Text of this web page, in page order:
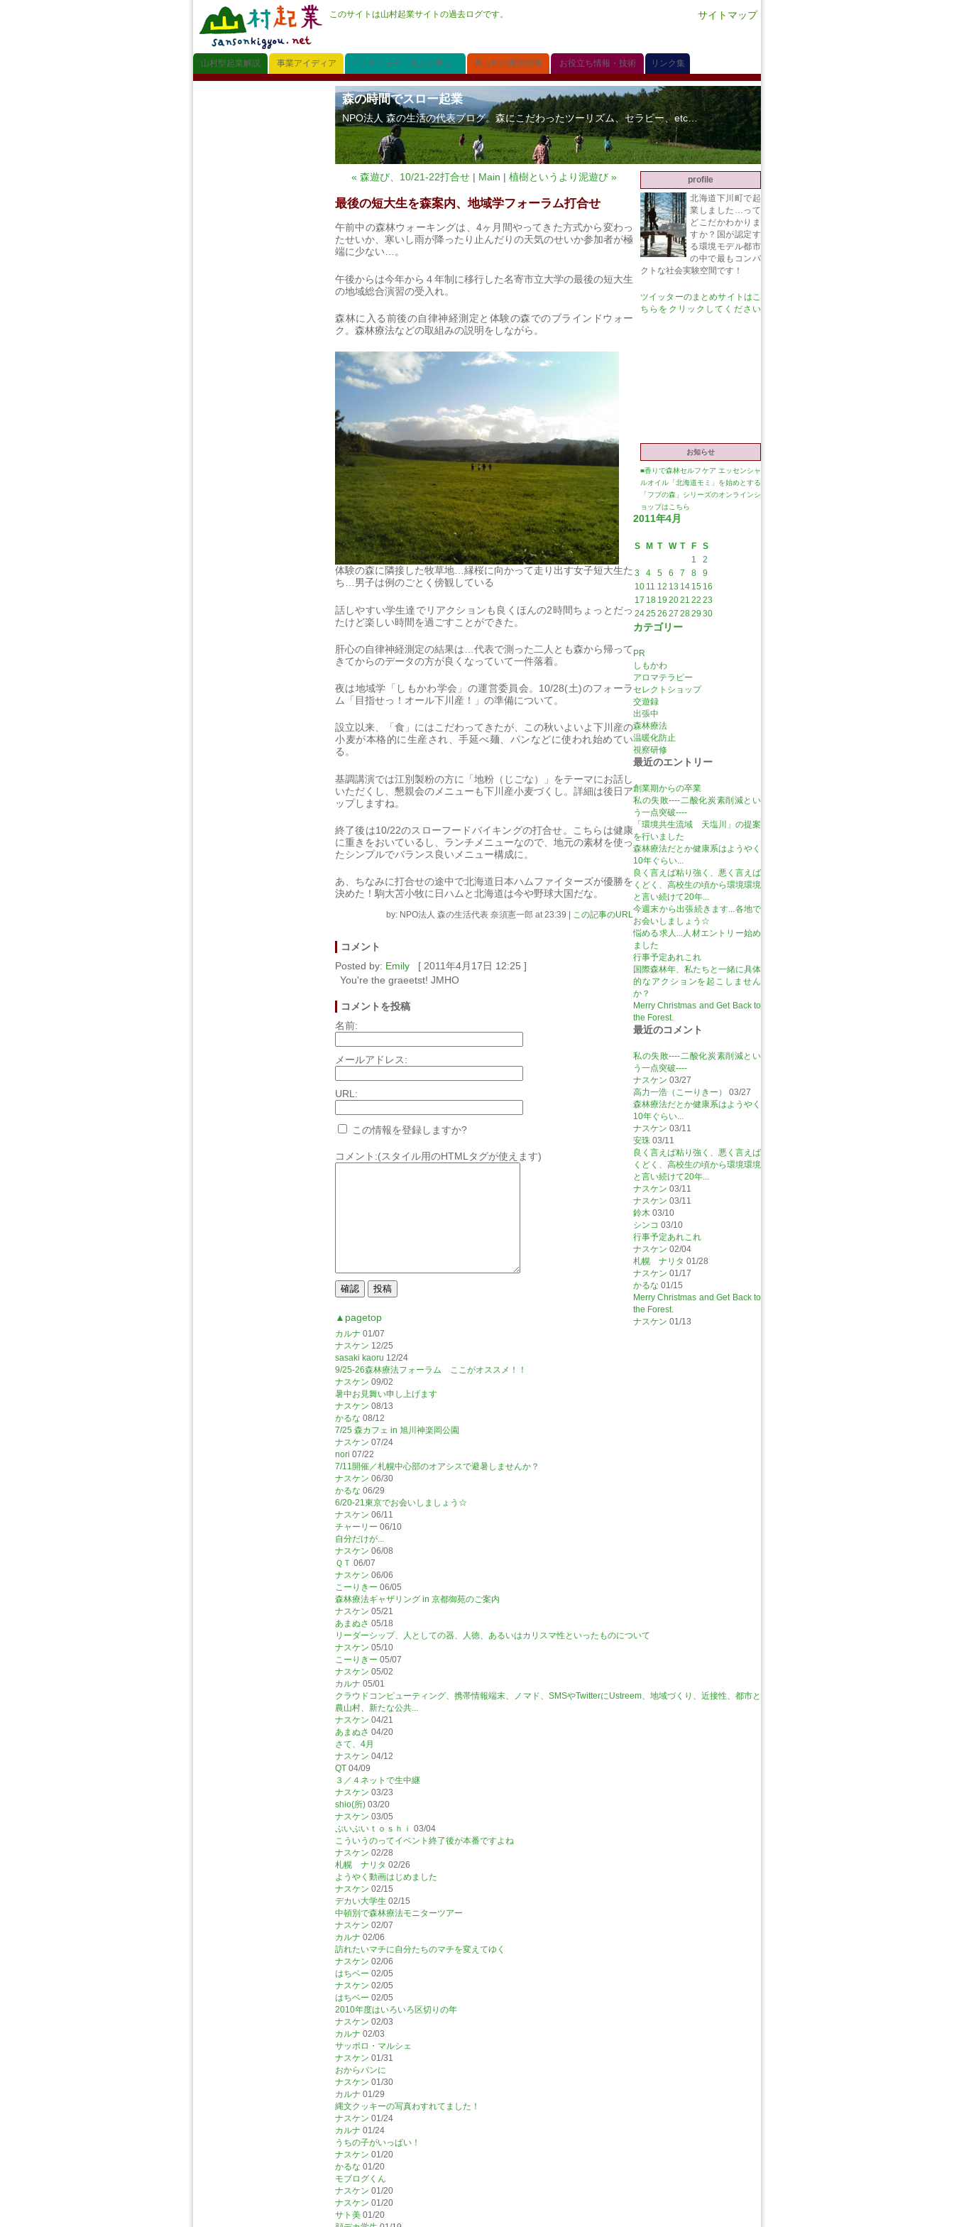
このサイトは山村起業サイトの過去ログです。 サイトマップ
山村型起業解説 事業アイディア インタビュー「先人に学ぶ」 農山村の背景情報 お役立ち情報・技術 リンク集
森の時間でスロー起業
NPO法人 森の生活の代表ブログ。森にこだわったツーリズム、セラピー、etc…
« 森遊び、10/21-22打合せ | Main | 植樹というより泥遊び »
最後の短大生を森案内、地域学フォーラム打合せ
午前中の森林ウォーキングは、4ヶ月間やってきた方式から変わっ
たせいか、寒いし雨が降ったり止んだりの天気のせいか参加者が極
端に少ない…。
午後からは今年から４年制に移行した名寄市立大学の最後の短大生
の地域総合演習の受入れ。
森林に入る前後の自律神経測定と体験の森でのブラインドウォー
ク。森林療法などの取組みの説明をしながら。
体験の森に隣接した牧草地…縁桜に向かって走り出す女子短大生た
ち…男子は例のごとく傍観している
話しやすい学生達でリアクションも良くほんの2時間ちょっとだっ
たけど楽しい時間を過ごすことができた。
肝心の自律神経測定の結果は…代表で測った二人とも森から帰って
きてからのデータの方が良くなっていて一件落着。
夜は地域学「しもかわ学会」の運営委員会。10/28(土)のフォーラ
ム「目指せっ！オール下川産！」の準備について。
設立以来、「食」にはこだわってきたが、この秋いよいよ下川産の
小麦が本格的に生産され、手延べ麺、パンなどに使われ始めてい
る。
基調講演では江別製粉の方に「地粉（じごな）」をテーマにお話し
いただくし、懇親会のメニューも下川産小麦づくし。詳細は後日ア
ップしますね。
終了後は10/22のスローフードバイキングの打合せ。こちらは健康
に重きをおいているし、ランチメニューなので、地元の素材を使っ
たシンプルでバランス良いメニュー構成に。
あ、ちなみに打合せの途中で北海道日本ハムファイターズが優勝を
決めた！駒大苫小牧に日ハムと北海道は今や野球大国だな。
by: NPO法人 森の生活代表 奈須憲一郎 at 23:39 | この記事のURL
コメント
Posted by: Emily [ 2011年4月17日 12:25 ]
You're the graeetst! JMHO
コメントを投稿
名前:
メールアドレス:
URL:
この情報を登録しますか?
コメント:(スタイル用のHTMLタグが使えます)
▲pagetop
profile
北海道下川町で起
業しました…って
どこだかわかりま
すか？国が認定す
る環境モデル都市
の中で最もコンパ
クトな社会実験空間です！
ツイッターのまとめサイトはこ
ちらをクリックしてください
お知らせ
■香りで森林セルフケア エッセンシャ
ルオイル「北海道モミ」を始めとする
「フプの森」シリーズのオンラインシ
ョップはこちら
2011年4月
S M T W T F
S
1
2
3
4 5 6 7 8
9
10 11 12 13 14 15 16
17 18 19 2021 22 23
2425 26 27 2829 30
カテゴリー
PR
しもかわ
アロマテラピー
セレクトショップ
交遊録
出張中
森林療法
温暖化防止
視察研修
最近のエントリー
創業期からの卒業
私の失敗----二酸化炭素削減とい
う一点突破----
「環境共生流域 天塩川」の提案
を行いました
森林療法だとか健康系はようやく
10年ぐらい...
良く言えば粘り強く、悪く言えば
くどく、高校生の頃から環境環境
と言い続けて20年...
今週末から出張続きます...各地で
お会いしましょう☆
悩める求人...人材エントリー始め
ました
行事予定あれこれ
国際森林年、私たちと一緒に具体
的なアクションを起こしません
か？
Merry Christmas and Get Back to
the Forest.
最近のコメント
私の失敗----二酸化炭素削減とい
う一点突破----
ナスケン 03/27
高力一浩（こーりきー）
03/27
森林療法だとか健康系はようやく
10年ぐらい...
ナスケン 03/11
安珠 03/11
良く言えば粘り強く、悪く言えば
くどく、高校生の頃から環境環境
と言い続けて20年...
ナスケン 03/11
ナスケン 03/11
鈴木 03/10
シンコ 03/10
行事予定あれこれ
ナスケン 02/04
札幌 ナリタ 01/28
ナスケン 01/17
かるな 01/15
Merry Christmas and Get Back to
the Forest.
ナスケン 01/13
カルナ 01/07
ナスケン 12/25
sasaki kaoru 12/24
9/25-26森林療法フォーラム ここがオススメ！！
ナスケン 09/02
暑中お見舞い申し上げます
ナスケン 08/13
かるな 08/12
7/25 森カフェ in 旭川神楽岡公園
ナスケン 07/24
nori 07/22
7/11開催／札幌中心部のオアシスで避暑しませんか？
ナスケン 06/30
かるな 06/29
6/20-21東京でお会いしましょう☆
ナスケン 06/11
チャーリー 06/10
自分だけが...
ナスケン 06/08
ＱＴ 06/07
ナスケン 06/06
こーりきー 06/05
森林療法ギャザリング in 京都御苑のご案内
ナスケン 05/21
あまぬさ 05/18
リーダーシップ、人としての器、人徳、あるいはカリスマ性といったものについて
ナスケン 05/10
こーりきー 05/07
ナスケン 05/02
カルナ 05/01
クラウドコンピューティング、携帯情報端末、ノマド、SMSやTwitterにUstreem、地域づくり、近接性、都市と
農山村、新たな公共...
ナスケン 04/21
あまぬさ 04/20
さて、4月
ナスケン 04/12
QT 04/09
３／４ネットで生中継
ナスケン 03/23
shio(所) 03/20
ナスケン 03/05
ぷいぷいｔｏｓｈｉ 03/04
こういうのってイベント終了後が本番ですよね
ナスケン 02/28
札幌 ナリタ 02/26
ようやく動画はじめました
ナスケン 02/15
デカい大学生 02/15
中頓別で森林療法モニターツアー
ナスケン 02/07
カルナ 02/06
訪れたいマチに自分たちのマチを変えてゆく
ナスケン 02/06
はちベー 02/05
ナスケン 02/05
はちベー 02/05
2010年度はいろいろ区切りの年
ナスケン 02/03
カルナ 02/03
サッポロ・マルシェ
ナスケン 01/31
おからパンに
ナスケン 01/30
カルナ 01/29
縄文クッキーの写真わすれてました！
ナスケン 01/24
カルナ 01/24
うちの子がいっぱい！
ナスケン 01/20
かるな 01/20
モブログくん
ナスケン 01/20
ナスケン 01/20
サト美 01/20